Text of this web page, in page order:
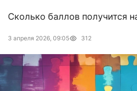
Сколько баллов получится
3 апреля 2026, 09:05 312